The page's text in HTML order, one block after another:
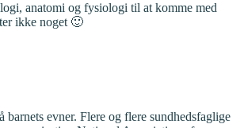
anatomi og fysiologi til at komme med
ikke noget 🙂
evner. Flere og flere sundhedsfaglige